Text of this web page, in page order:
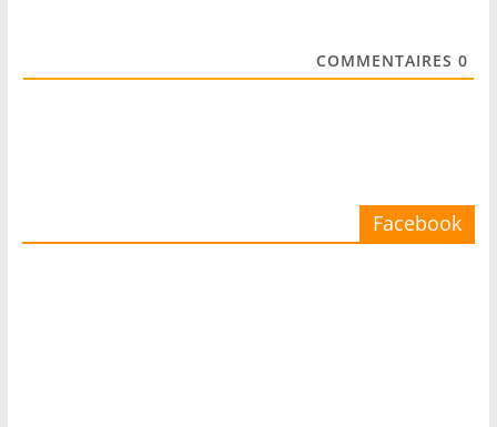
0
COMMENTAIRES
Facebook